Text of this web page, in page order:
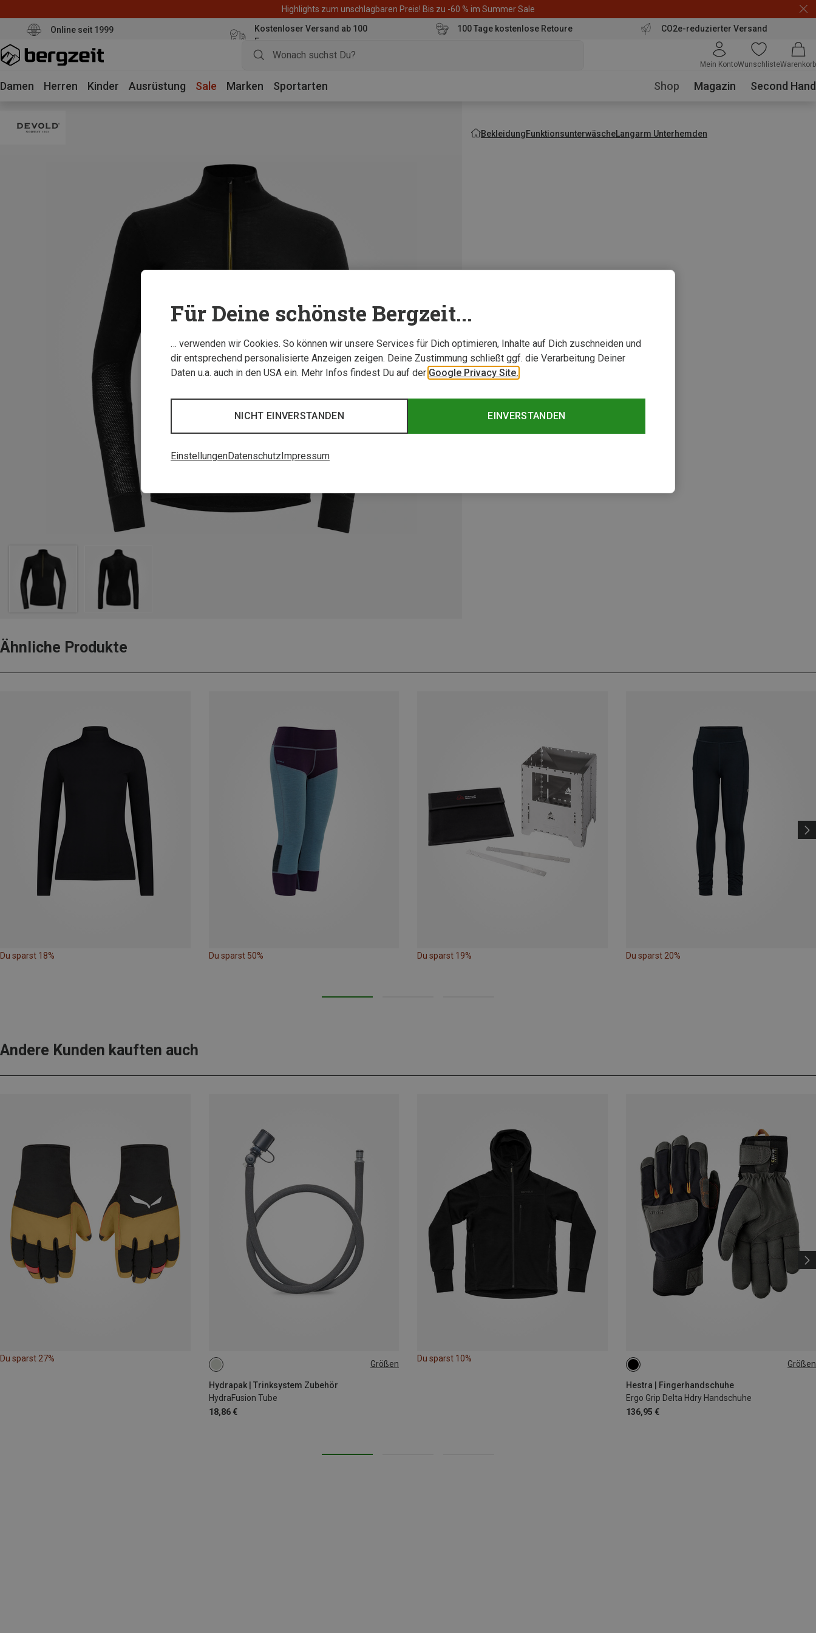
Highlights zum unschlagbaren Preis! Bis zu -60 % im Summer Sale
Online seit 1999
Kostenloser Versand ab 100
Euro
100 Tage kostenlose Retoure CO2e-reduzierter Versand
Mein KontoWunschlisteWarenkorb
Damen Herren Kinder Ausrüstung Sale Marken Sportarten Shop Magazin Second Hand
BekleidungFunktionsunterwäscheLangarm Unterhemden
Ähnliche Produkte
Du sparst 18% Du sparst 50% Du sparst 19% Du sparst 20%
Andere Kunden kauften auch
Du sparst 27%
Größen
Hydrapak | Trinksystem Zubehör
HydraFusion Tube
18,86 €
ONE SIZE
Du sparst 10%
Größen
Hestra | Fingerhandschuhe
Ergo Grip Delta Hdry Handschuhe
136,95 €
7
Für Deine schönste Bergzeit...
… verwenden wir Cookies. So können wir unsere Services für Dich optimieren, Inhalte auf Dich zuschneiden und
dir entsprechend personalisierte Anzeigen zeigen. Deine Zustimmung schließt ggf. die Verarbeitung Deiner
Daten u.a. auch in den USA ein. Mehr Infos findest Du auf der Google Privacy Site.
EINVERSTANDEN
NICHT EINVERSTANDEN
EinstellungenDatenschutzImpressum